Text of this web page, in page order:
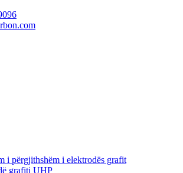
i përgjithshëm i elektrodës grafit
grafiti UHP